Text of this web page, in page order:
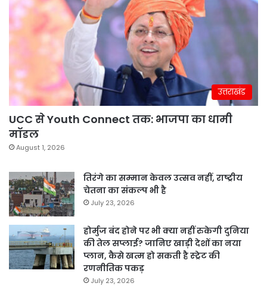
उत्तराखंड
UCC से Youth Connect तक: भाजपा का धामी
मॉडल
August 1, 2026
तिरंगे का सम्मान केवल उत्सव नहीं, राष्ट्रीय
चेतना का संकल्प भी है
July 23, 2026
होर्मुज बंद होने पर भी क्या नहीं रुकेगी दुनिया
की तेल सप्लाई? जानिए खाड़ी देशों का नया
प्लान, कैसे खत्म हो सकती है स्ट्रेट की
रणनीतिक पकड़
July 23, 2026